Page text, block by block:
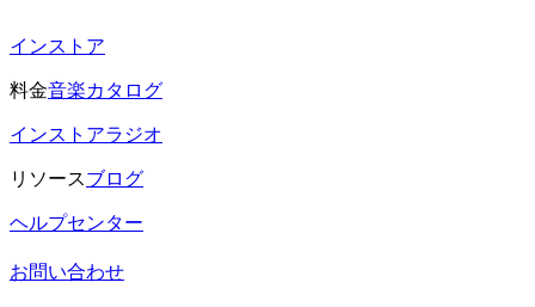
インストア
料金音楽カタログ
インストアラジオ
リソースブログ
ヘルプセンター
お問い合わせ